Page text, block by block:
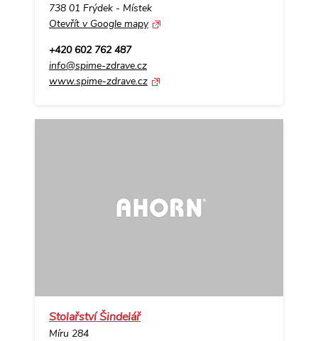
738 01 Frýdek - Místek
Otevřít v Google mapy
+420 602 762 487
info@spime-zdrave.cz
www.spime-zdrave.cz
Stolařství Šindelář
Míru 284